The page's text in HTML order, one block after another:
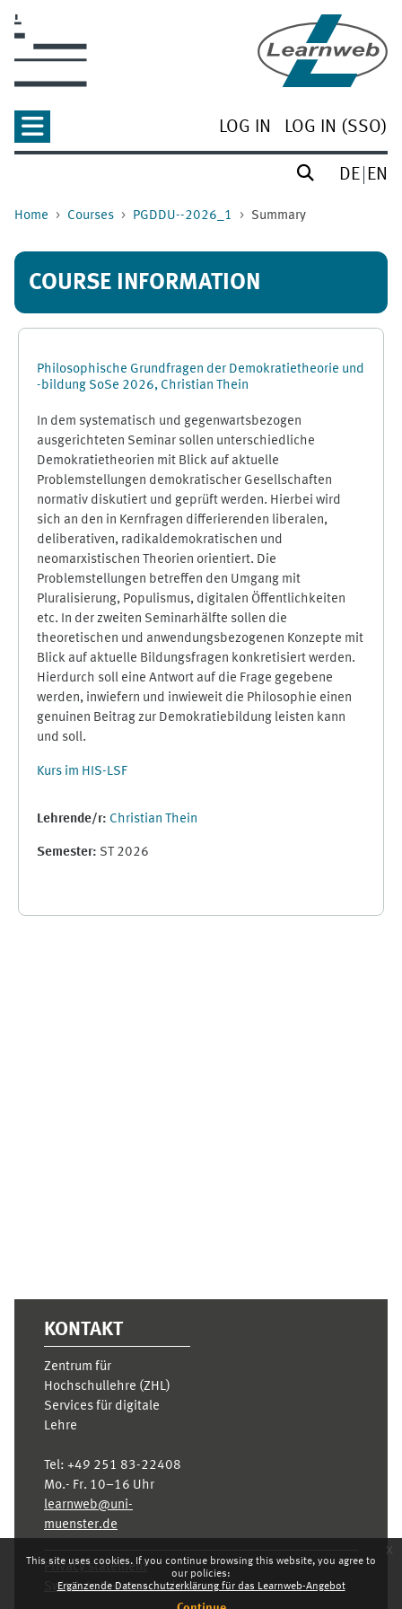
This site uses cookies. If you continue browsing this website, you agree to
our policies:
Ergänzende Datenschutzerklärung für das Learnweb-Angebot
x
LOG IN LOG IN (SSO)
DE EN
Home Courses PGDDU--2026_1 Summary
COURSE INFORMATION
Philosophische Grundfragen der Demokratietheorie und
-bildung SoSe 2026, Christian Thein
In dem systematisch und gegenwartsbezogen
ausgerichteten Seminar sollen unterschiedliche
Demokratietheorien mit Blick auf aktuelle
Problemstellungen demokratischer Gesellschaften
normativ diskutiert und geprüft werden. Hierbei wird
sich an den in Kernfragen differierenden liberalen,
deliberativen, radikaldemokratischen und
neomarxistischen Theorien orientiert. Die
Problemstellungen betreffen den Umgang mit
Pluralisierung, Populismus, digitalen Öffentlichkeiten
etc. In der zweiten Seminarhälfte sollen die
theoretischen und anwendungsbezogenen Konzepte mit
Blick auf aktuelle Bildungsfragen konkretisiert werden.
Hierdurch soll eine Antwort auf die Frage gegebene
werden, inwiefern und inwieweit die Philosophie einen
genuinen Beitrag zur Demokratiebildung leisten kann
und soll.
Kurs im HIS-LSF
Lehrende/r: Christian Thein
Semester: ST 2026
KONTAKT
Zentrum für
Hochschullehre (ZHL)
Services für digitale
Lehre
Tel: +49 251 83-22408
Mo.- Fr. 10–16 Uhr
learnweb@uni-
muenster.de
Privacy statement
Switch to the standard theme